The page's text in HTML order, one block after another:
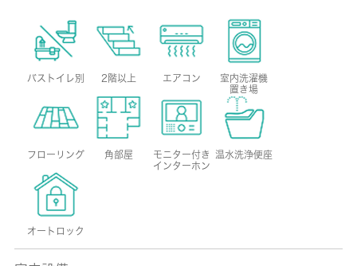
バストイレ別 2階以上 エアコン
室内洗濯機
置き場
フローリング 角部屋
モニター付き
インターホン
温水洗浄便座
オートロック